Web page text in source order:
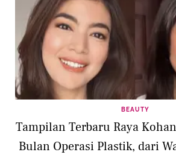
BEAUTY
Tampilan Terbaru Raya
Bulan Operasi Plastik, dari